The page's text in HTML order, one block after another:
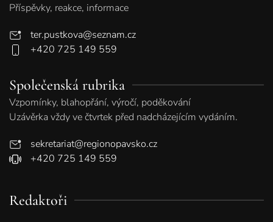
Příspěvky, reakce, informace
ter.pustkova@seznam.cz
+420 725 149 559
Společenská rubrika
Vzpomínky, blahopřání, výročí, poděkování
Uzávěrka vždy ve čtvrtek před nadcházejícím vydáním.
sekretariat@regionopavsko.cz
+420 725 149 559
Redaktoři